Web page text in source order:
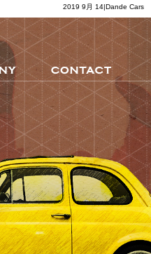
2019 9月 14|Dande Cars